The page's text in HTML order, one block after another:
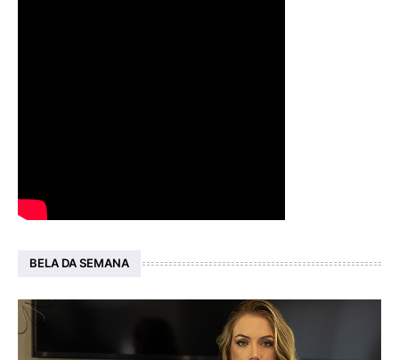
BELA DA SEMANA